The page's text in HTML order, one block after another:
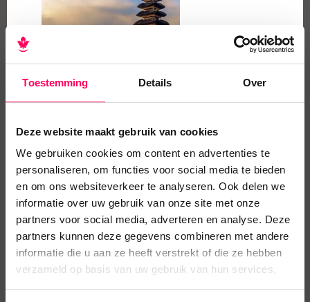
Toestemming Details Over
Deze website maakt gebruik van cookies
We gebruiken cookies om content en advertenties te
personaliseren, om functies voor social media te bieden
en om ons websiteverkeer te analyseren. Ook delen we
informatie over uw gebruik van onze site met onze
partners voor social media, adverteren en analyse. Deze
partners kunnen deze gegevens combineren met andere
informatie die u aan ze heeft verstrekt of die ze hebben
verzameld op basis van uw gebruik van hun services.
Lawang - Berastagi - Samosir -
Yogyakarta - Malang - Bromo - Kalibaru -
Ijen - Munduk - Ubud - Sanur
Veelzijdige rondreis met jungle & wildlife op
Sumatra, cultuur & avontuur op Java en
Ontvang onze reisgids
Laat je e-mailadres achter en ontvang
gratis onze reisgids Indonesië.